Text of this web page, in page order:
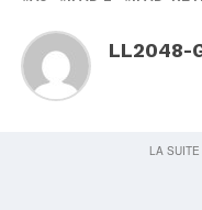
LL2048-